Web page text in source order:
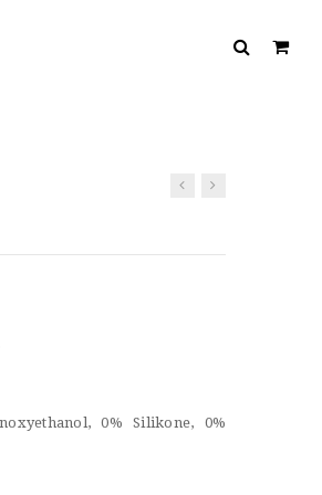
0% Silikone, 0%